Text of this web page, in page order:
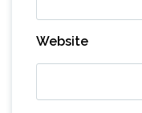
Website